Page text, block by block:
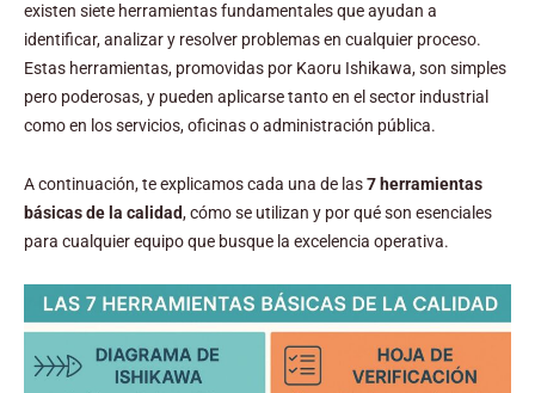
existen siete herramientas fundamentales que ayudan a
identificar, analizar y resolver problemas en cualquier proceso.
Estas herramientas, promovidas por Kaoru Ishikawa, son simples
pero poderosas, y pueden aplicarse tanto en el sector industrial
como en los servicios, oficinas o administración pública.
A continuación, te explicamos cada una de las7 herramientas
básicas de la calidad, cómo se utilizan y por qué son esenciales
para cualquier equipo que busque la excelencia operativa.